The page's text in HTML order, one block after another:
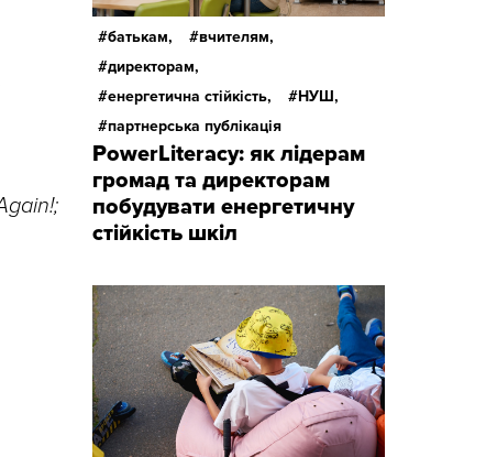
батькам,
вчителям,
директорам,
енергетична стійкість,
НУШ,
партнерська публікація
PowerLiteracy: як лідерам
громад та директорам
побудувати енергетичну
стійкість шкіл